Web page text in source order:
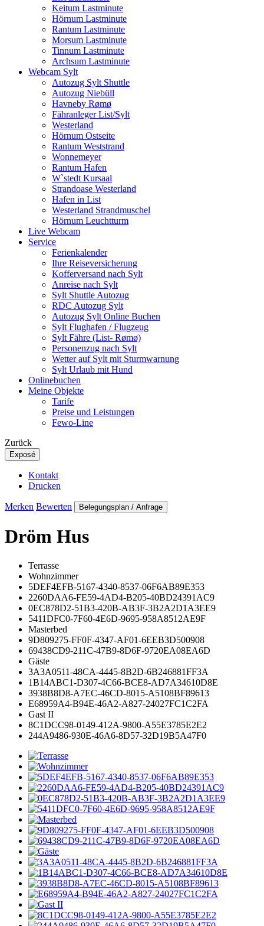
Keitum Lastminute
Hörnum Lastminute
Rantum Lastminute
Morsum Lastminute
Tinnum Lastminute
Archsum Lastminute
Webcam Sylt
Autozug Sylt Shuttle
Autozug Niebüll
Havneby Rømø
Fähranleger List/Sylt
Westerland
Hörnum Ostseite
Rantum Weststrand
Wonnemeyer
Rantum Hafen
W`stedt Kursaal
Strandoase Westerland
Hafen in List
Westerland Strandmuschel
Hörnum Leuchtturm
Live Webcam
Service
Ferienkalender
Ihre Reiseversicherung
Kofferversand nach Sylt
Anreise nach Sylt
Sylt Shuttle Autozug
RDC Autozug Sylt
Autozug Sylt Online Buchen
Sylt Flughafen / Flugzeug
Sylt Fähre (List- Rømø)
Personenzug nach Sylt
Wetter auf Sylt mit Sturmwarnung
Sylt Urlaub mit Hund
Onlinebuchen
Meine Objekte
Tarife
Preise und Leistungen
Fewo-Line
Zurück
Exposé
Kontakt
Drucken
Merken Bewerten Belegungsplan / Anfrage
Dröm Hus
Terrasse
Wohnzimmer
5DEF4EFB-5167-4340-8537-06F6AB89E353
2260DAA6-FE59-4AD4-B205-40BD24391AC9
0EC878D2-51B3-420B-AB3F-3B2A2D1A3EE9
5411DFC0-7F60-4E6D-9695-958A8512AE9F
Masterbed
9D809275-FF0F-4347-AF01-6EEB3D500908
69438CD9-211C-47B9-8D6F-9720EA08EA6D
Gäste
3A3A0511-48CA-4445-8B2D-6B246881FF3A
1B14ABC1-D307-4C66-BCE8-AD7A34610D8E
3938B8D8-A7EC-46CD-8015-A5108BF89613
E68959A4-B94E-46A2-A827-24027FC1C2FA
Gast II
8C1DCC98-0149-412A-9800-A55E3785E2E2
244A9486-930E-46A6-8D57-32D19B5A47F0